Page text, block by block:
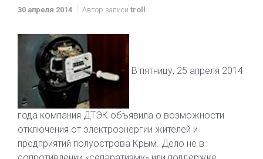
30 апреля 2014 Автор записи troll
В пятницу, 25 апреля 2014
года компания ДТЭК объявила о возможности
отключения от электроэнергии жителей и
предприятий полуострова Крым. Дело не в